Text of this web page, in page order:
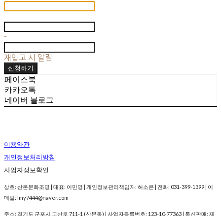
-
-
재입고 시 알림
신청하기
페이스북
카카오톡
네이버 블로그
이용약관
개인정보처리방침
사업자정보확인
상호: 산본문화조명 | 대표: 이민영 | 개인정보관리책임자: 허소은 | 전화: 031-399-1399 | 이
메일: lmy7444@naver.com
주소: 경기도 군포시 고산로 711-1 (산본동) | 사업자등록번호: 123-10-77363 | 통신판매: 제